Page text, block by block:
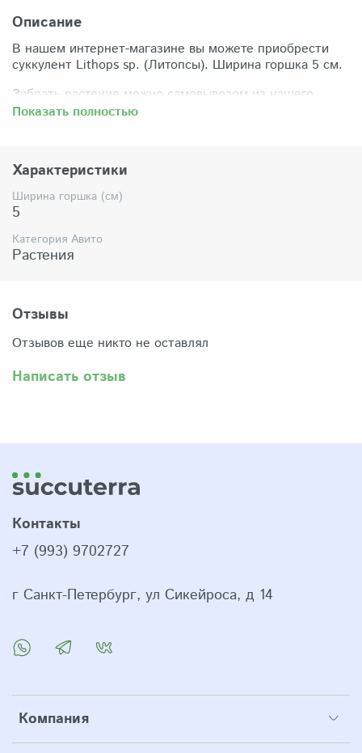
Описание
В нашем интернет-магазине вы можете приобрести
суккулент Lithops sp. (Литопсы). Ширина горшка 5 см.
Забрать растение можно самовывозом из нашего
магазина по адресу: Санкт-Петербург, ул Сикейроса,
СДЭК.
Комплектация:
Растение (отправляется с открытой корневой
системой, это норма для всех суккулентов, они
прекрасно переносят такую отправку), подходящий для
Показать полностью
Характеристики
Ширина горшка (см)
5
Категория Авито
Растения
Отзывы
Отзывов еще никто не оставлял
Написать отзыв
Компания
Контакты
+7 (993) 9702727
г Санкт-Петербург, ул Сикейроса, д 14